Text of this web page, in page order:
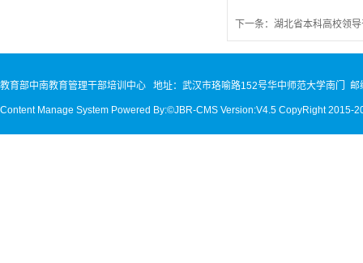
下一条：湖北省本科高校领
教育部中南教育管理干部培训中心 地址：武汉市珞喻路152号华中师范大学南门 邮
Content Manage System Powered By:©JBR-CMS Version:V4.5 CopyRight 2015-